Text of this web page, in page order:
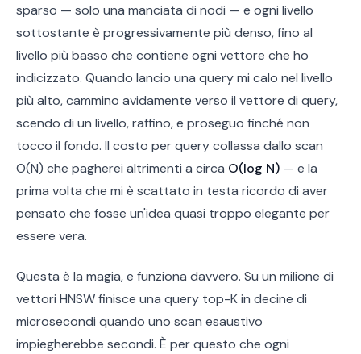
sparso — solo una manciata di nodi — e ogni livello
sottostante è progressivamente più denso, fino al
livello più basso che contiene ogni vettore che ho
indicizzato. Quando lancio una query mi calo nel livello
più alto, cammino avidamente verso il vettore di query,
scendo di un livello, raffino, e proseguo finché non
tocco il fondo. Il costo per query collassa dallo scan
O(N) che pagherei altrimenti a circa O(log N) — e la
prima volta che mi è scattato in testa ricordo di aver
pensato che fosse un'idea quasi troppo elegante per
essere vera.
Questa è la magia, e funziona davvero. Su un milione di
vettori HNSW finisce una query top-K in decine di
microsecondi quando uno scan esaustivo
impiegherebbe secondi. È per questo che ogni